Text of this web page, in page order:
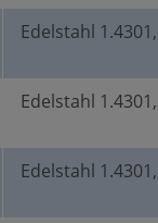
Edelstahl
Edelstahl
Edelstahl